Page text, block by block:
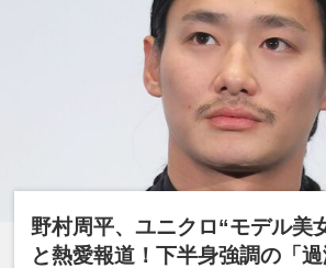
野村周平、ユニクロ“モデル美
と熱愛報道！下半身強調の「